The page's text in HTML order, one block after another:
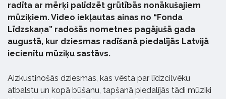
radīta ar mērķi palīdzēt grūtībās nonākušajiem
mūziķiem. Video iekļautas ainas no “Fonda
Līdzskaņa” radošās nometnes pagājušā gada
augustā, kur dziesmas radīšanā piedalījās Latvijā
iecienītu mūziķu sastāvs.
Aizkustinošās dziesmas, kas vēsta par līdzcilvēku
atbalstu un kopā būšanu, tapšanā piedalījās tādi mūziķi